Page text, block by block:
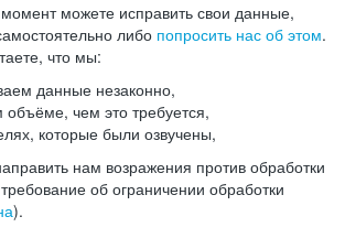
можете исправить свои данные,
либо попросить нас об этом.
что мы:
данные незаконно,
чем это требуется,
которые были озвучены,
нам возражения против обработки
об ограничении обработки
).